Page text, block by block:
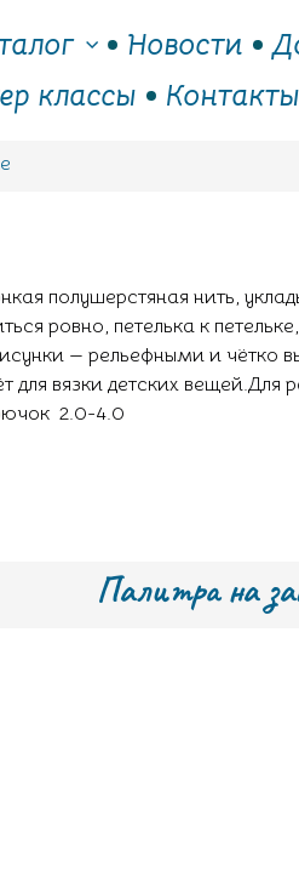
Новости
классы
Контакты
полушерстяная нить,
ровно, петелька к
— рельефными и чётко
для вязки детских вещей.Для
2.0-4.0
Палитра на